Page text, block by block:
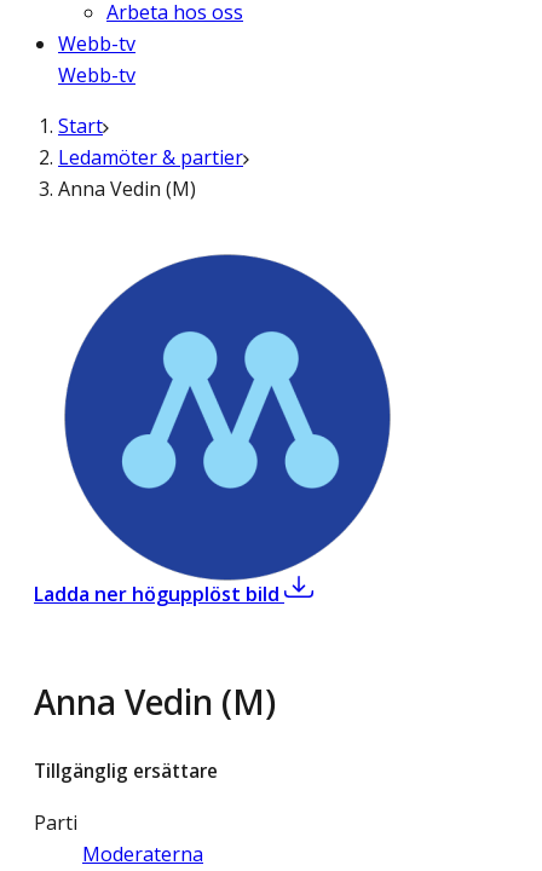
Arbeta hos oss
Webb-tv
Webb-tv
Start
Ledamöter & partier
Anna Vedin (M)
Ladda ner högupplöst bild ,Anna Vedin (M)
Anna Vedin (M)
Tillgänglig ersättare
Parti
Moderaterna